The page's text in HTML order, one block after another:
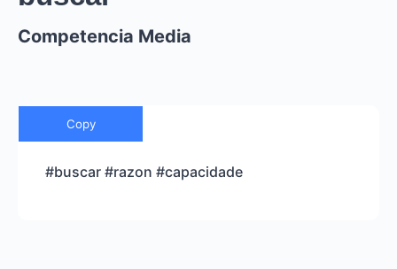
Competencia Media
Copy
#buscar #razon #capacidade